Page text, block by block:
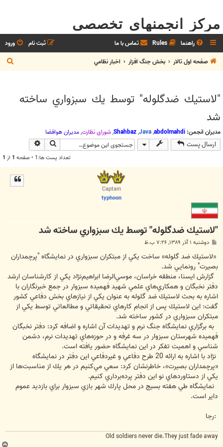
مرکز انجمنهای تخصصی
راهنما Rules تماس با ما ورود
ثبت نام
صفحه اول تالار
بخش جنگ افزار اخبار نظامي
س
"لاستيك ضد‌گلوله" توسط يك سبزواري ساخته
شد
مدیران انجمن: abdolmahdi
,
Java
,
Shahbaz
,شوراي نظارت,مديران هوافضا
ارسال پست جستجو
تعداد پست ها:1 • صفحه 1 از 1
Captain
typhoon
"لاستيك ضد‌گلوله" توسط يك سبزواري ساخته شد
ت
دوشنبه ۱ آذر ۱۳۸۹, ۷:۲۶ ب.ظ
«لاستيك ضد گلوله» ساخت يكي از مبتكران سبزواري در نمايشگاه "پرچمداران
بصيرت" رونمايي شد.
گزارش ايسنا، منطقه خراسان، موسي‌الرضا ابراهيم‌نژاد يكي از كارشناسان ارشد
دفتر نخبگان و همكاري‌هاي علمي شهيد فهميده سبزوار در جمع خبرنگاران با
اشاره به بحث لاستيك ضد گلوله به عنوان يكي از نيازهاي بخش دفاعي كشور
گفت: اين لاستيك پس از انجام كارهاي تحقيقاتي و مطالعاتي توسط يكي از
مبتكران سبزواري در كشور ساخته شد.
به برگزاري نمايشگاه جنگ نرم و تهديدات آن اشاره و اضافه كرد: دفتر نخبگان
فهميده شهرستان سبزوار در سه غرفه و در حوزه‌هاي تهديدات نرم، دشمن
شناسي و اهميت تفكر در اين نمايشگاه حضور يافته است.
‌نژاد با اشاره به ارائه 20 طرح دفاعي و غيردفاعي اين دفتر در نمايشگاه
«پرچمداران بصيرت»، خاطرنشان كرد: سعي مي‌كنيم در هر يك از مناسبت‌ها از
يكي از دستاوردهاي نو اين دفتر پرده‌برداري كنيم.
نمايشگاه طي هفته بسيج در محل پارك شهر بازي سبزوار براي بازديد عموم
داير است.
:رجا
Old soldiers never die.They just fade away